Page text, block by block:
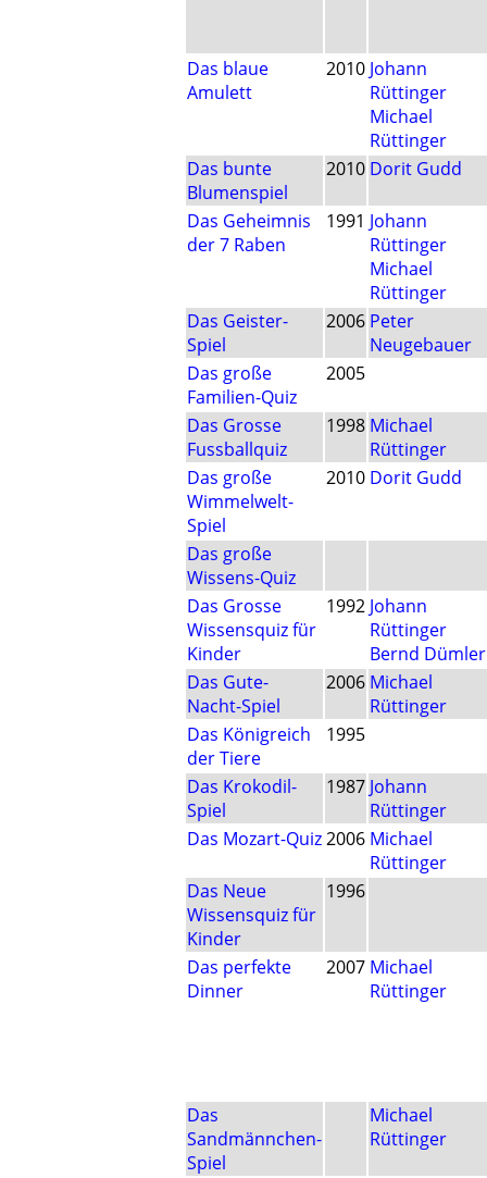
Das blaue
Amulett
2010 Johann
Rüttinger
Michael
Rüttinger
Das bunte
Blumenspiel
2010 Dorit Gudd
Das Geheimnis
der 7 Raben
1991 Johann
Rüttinger
Michael
Rüttinger
Das Geister-
Spiel
2006 Peter
Neugebauer
Das große
Familien-Quiz
2005
Das Grosse
Fussballquiz
1998 Michael
Rüttinger
Das große
Wimmelwelt-
Spiel
2010 Dorit Gudd
Das große
Wissens-Quiz
Das Grosse
Wissensquiz für
Kinder
1992 Johann
Rüttinger
Bernd Dümler
Das Gute-
Nacht-Spiel
2006 Michael
Rüttinger
Das Königreich
der Tiere
1995
Das Krokodil-
Spiel
1987 Johann
Rüttinger
Das Mozart-Quiz2006 Michael
Rüttinger
Das Neue
Wissensquiz für
Kinder
1996
Das perfekte
Dinner
2007 Michael
Rüttinger
Das
Sandmännchen-
Spiel
Michael
Rüttinger